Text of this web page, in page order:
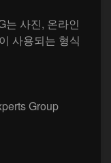
는 사진, 온라인
사용되는 형식
Group